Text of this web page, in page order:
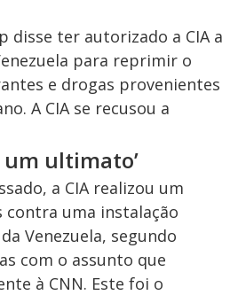
disse ter autorizado a CIA a
para reprimir o
e drogas provenientes
A CIA se recusou a
ultimato’
a CIA realizou um
contra uma instalação
Venezuela, segundo
com o assunto que
à CNN. Este foi o